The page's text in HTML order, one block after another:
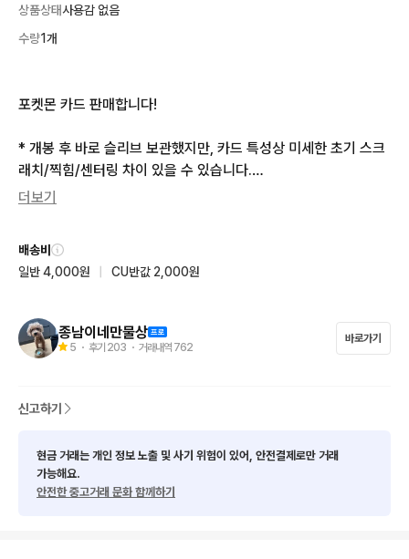
상품상태사용감 없음
수량1개
포켓몬 카드 판매합니다!
* 개봉 후 바로 슬리브 보관했지만, 카드 특성상 미세한 초기 스크
래치/찍힘/센터링 차이 있을 수 있습니다.
* 상태에 예민하신 분은 구매 전 사진 충분히 확인 부탁드립니다.
* 문의 편하게 주세요 🙂
오천원 이상 카드는 새 탑로더에 포장해드립니다
더보기
배송비
일반 4,000원
CU반값 2,000원
종남이네만물상
5 ・ 후기 203 ・ 거래내역 762
바로가기
신고하기
현금 거래는 개인 정보 노출 및 사기 위험이 있어, 안전결제로만 거래
가능해요.
안전한 중고거래 문화 함께하기